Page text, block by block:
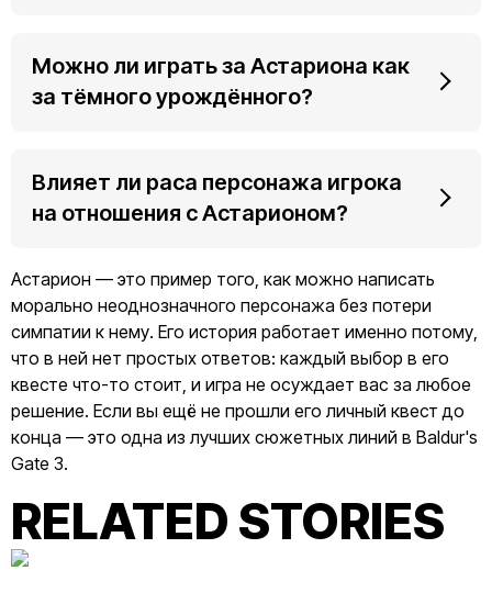
Можно ли играть за Астариона как
за тёмного урождённого?
Влияет ли раса персонажа игрока
на отношения с Астарионом?
Астарион — это пример того, как можно написать
морально неоднозначного персонажа без потери
симпатии к нему. Его история работает именно потому,
что в ней нет простых ответов: каждый выбор в его
квесте что-то стоит, и игра не осуждает вас за любое
решение. Если вы ещё не прошли его личный квест до
конца — это одна из лучших сюжетных линий в Baldur's
Gate 3.
RELATED STORIES